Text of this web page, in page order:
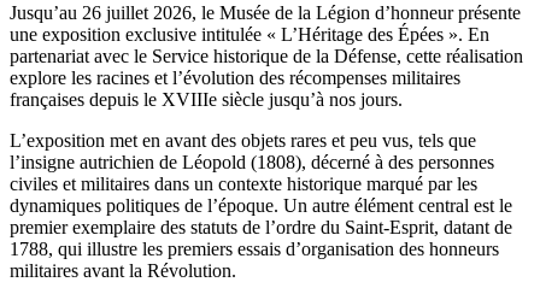
Jusqu’au 26 juillet 2026, le Musée de la Légion d’honneur présente
une exposition exclusive intitulée « L’Héritage des Épées ». En
partenariat avec le Service historique de la Défense, cette réalisation
explore les racines et l’évolution des récompenses militaires
françaises depuis le XVIIIe siècle jusqu’à nos jours.
L’exposition met en avant des objets rares et peu vus, tels que
l’insigne autrichien de Léopold (1808), décerné à des personnes
civiles et militaires dans un contexte historique marqué par les
dynamiques politiques de l’époque. Un autre élément central est le
premier exemplaire des statuts de l’ordre du Saint-Esprit, datant de
1788, qui illustre les premiers essais d’organisation des honneurs
militaires avant la Révolution.